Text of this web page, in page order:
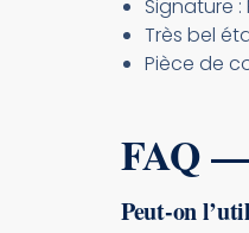
Signature
Très bel
Pièce de
FAQ
Peut-on